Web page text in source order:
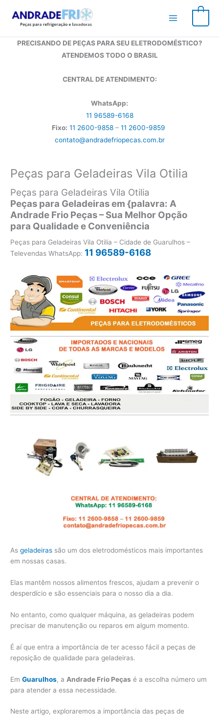
para
conteúdo
PRECISANDO DE PEÇAS PARA SEU ELETRODOMÉSTICO?
ATENDEMOS TODO O BRASIL
CENTRAL DE ATENDIMENTO:
WhatsApp:
11 96589-6168
Fixo: 11 2600-9858 – 11 2600-9859
contato@andradefriopecas.com.br
Peças para Geladeiras Vila Otilia
Peças para Geladeiras Vila Otilia
Peças para Geladeiras em {palavra: A
Andrade Frio Peças – Sua Melhor Opção
para Qualidade e Conveniência
Peças para Geladeiras Vila Otilia – Cidade de Guarulhos –
Televendas WhatsApp: 11 96589-6168
Asgeladeiras são um dos eletrodomésticos mais importantes
em nossas casas.
Elas mantêm nossos alimentos frescos, ajudam a prevenir o
desperdício e são essenciais para o nosso dia a dia.
No entanto, como qualquer máquina, as geladeiras podem
precisar de manutenção ou reparos em algum momento.
É aí que entra a importância de ter acesso fácil a peças de
reposição de qualidade para geladeiras.
EmGuarulhos, a Andrade Frio Peças é a escolha número um
para atender a essa necessidade.
Neste artigo, exploraremos a importância das peças de